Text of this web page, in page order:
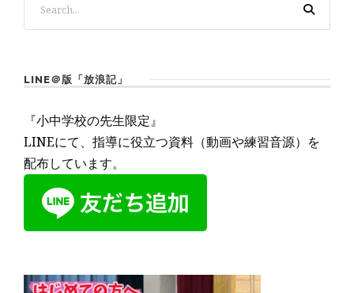
LINE＠版「放浪記」
『小中学校の先生限定』
LINEにて、指導に役立つ資料（動画や練習音源）を
配布しています。